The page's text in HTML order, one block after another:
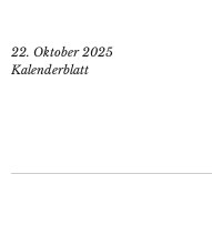
22. Oktober 2025
Kalenderblatt